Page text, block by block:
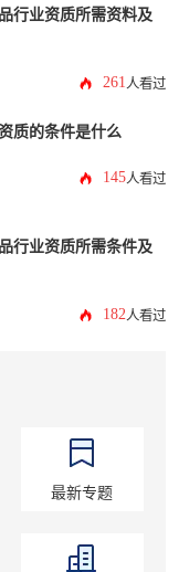
行业资质所需资料及
261人看过
质的条件是什么
145人看过
行业资质所需条件及
182人看过
最新专题